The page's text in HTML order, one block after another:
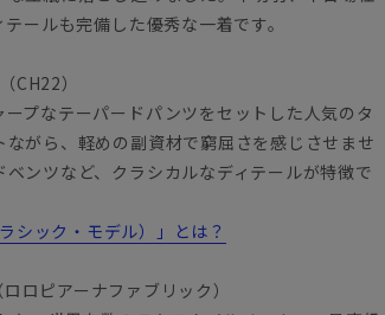
ールも完備した優秀な一着です。
CH22）
プなテーパードパンツをセットした人気のタ
がら、軽めの副資材で窮屈さを感じさせませ
ンツなど、クラシカルなディテールが特徴で
シック・モデル）」とは？
ピアーナファブリック）